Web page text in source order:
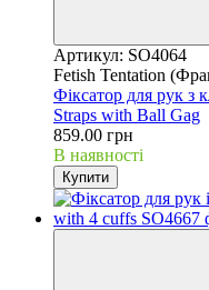
Артикул: SO4064
Fetish Tentation
Фіксатор для рук з
Straps with Ball Gag
859.00 грн
В наявності
Купити